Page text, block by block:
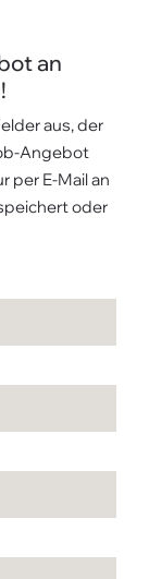
an
aus, der
Angebot
per E-Mail an
oder